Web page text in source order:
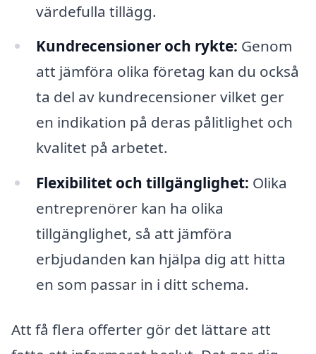
värdefulla tillägg.
Kundrecensioner och rykte: Genom
att jämföra olika företag kan du också
ta del av kundrecensioner vilket ger
en indikation på deras pålitlighet och
kvalitet på arbetet.
Flexibilitet och tillgänglighet: Olika
entreprenörer kan ha olika
tillgänglighet, så att jämföra
erbjudanden kan hjälpa dig att hitta
en som passar in i ditt schema.
Att få flera offerter gör det lättare att